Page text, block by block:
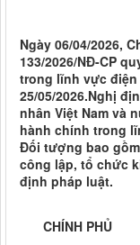
Ngày 06/04/2026,
133/2026/NĐ-CP
trong lĩnh vực
25/05/2026.Nghị
nhân Việt Nam và
hành chính trong
Đối tượng bao
công lập, tổ chức
định pháp luật.
CHÍNH PHỦ